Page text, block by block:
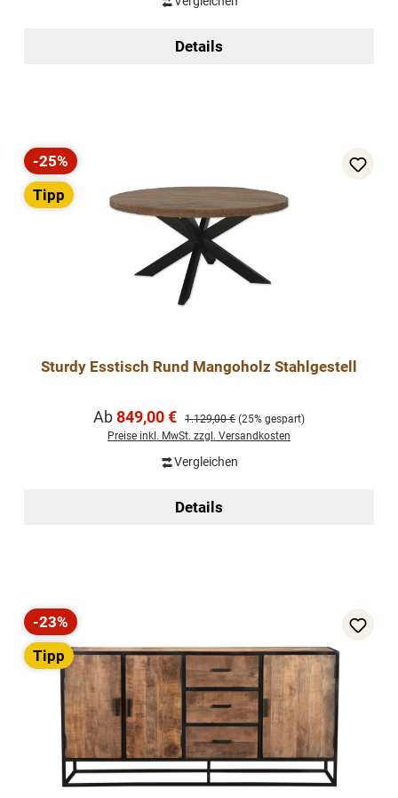
Details
Rabatt
-25%
Tipp
Sturdy Esstisch Rund Mangoholz Stahlgestell
Verkaufspreis:
Ab849,00 € Regulärer Preis:
1.129,00 € (25% gespart)
Preise inkl. MwSt. zzgl. Versandkosten
Vergleichen
Details
Rabatt
-23%
Tipp